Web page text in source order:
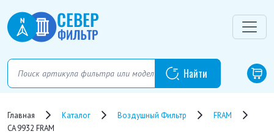
Главная Каталог Воздушный Фильтр
FRAM
CA 9932 FRAM